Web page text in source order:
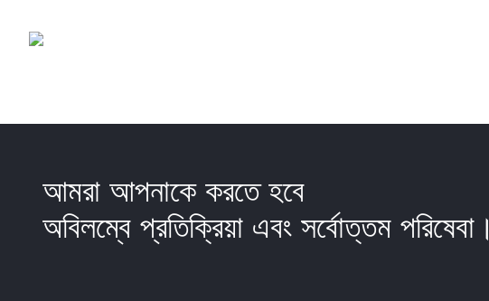
আমরা আপনাকে করতে হবে
অবিলম্বে প্রতিক্রিয়া এবং সর্বোত্তম পরিষেবা।